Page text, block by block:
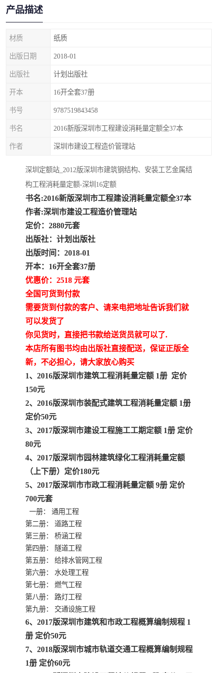
产品描述
材质 纸质
出版日期 2018-01
出版社 计划出版社
开本 16开全套37册
书号 9787519843458
书名 2016新版深圳市工程建设消耗量定额全37本
作者 深圳市建设工程造价管理站
深圳定额站_2012版深圳市建筑钢结构、安装工艺金属结
构工程消耗量定额-深圳16定额
书名:2016新版深圳市工程建设消耗量定额全37本
作者:深圳市建设工程造价管理站
定价：2880元套
出版社：计划出版社
出版时间：2018-01
开本：16开全套37册
优惠价：2518 元套
全国可货到付款
需要货到付款的客户、请来电把地址告诉我们就
可以发货了
你见货时，直接把书款给送货员就可以了.
本店所有图书均由出版社直接配送，保证正版全
新，不必担心，请大家放心购买
1、2016版深圳市建筑工程消耗量定额 1册 定价
150元
2、2016版深圳市装配式建筑工程消耗量定额 1册
定价50元
3、2017版深圳市建设工程施工工期定额 1册 定价
80元
4、2017版深圳市园林建筑绿化工程消耗量定额
（上下册）定价180元
5、2017版深圳市市政工程消耗量定额 9册 定价
700元套
一册： 通用工程
第二册： 道路工程
第三册： 桥涵工程
第四册： 隧道工程
第五册： 给排水管网工程
第六册： 水处理工程
第七册： 燃气工程
第八册： 路灯工程
第九册： 交通设施工程
6、2017版深圳市建筑和市政工程概算编制规程 1
册 定价50元
7、2018版深圳市城市轨道交通工程概算编制规程
1册 定价60元
疏浚工程预算定额
福建建设工程预算定额
辽宁省工程计价定额
锅炉及压力容器规范国际
性规范ASME
广东省建设工程预算定额
湖北省建设工程预算定额 年考军校教材资料
甘肃省建设工程预算定额 山西省建设工程预算定额
内蒙古建设工程预算定额 公路工程预算定额
陕西建设工程消耗量定额
贵州水利水电定额
青海省建筑工程消耗量定
20kv及以下配电网工程定 地质灾害治理工程质量检
验评定标准
广西建筑安装工程预算定 内河沿海港口疏浚定额
*考军校教材 黑龙江建设工程计价定额
依据
海南省建设工程预算定额
电力工程预算概算定额 重庆市建设工程计价定额
江苏省建设工程计价定额 深圳市建设工程消耗量定
额
四川省清单定额 河南省建设工程预算定额
云南省建设工程预算定额 2020民法典
陕西省水利工程概预算定
冶金工业建设工程概算定
天津建设工程预算定额
广东省水利水电概预算定
四川省清单计价定额
额